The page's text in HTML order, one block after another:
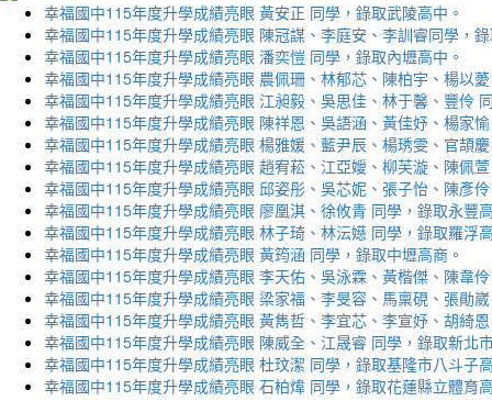
幸福國中115年度升學成績亮眼 黃安正 同學，錄取武陵高中。
幸福國中115年度升學成績亮眼 陳冠謀、李庭安、李訓睿同學，
幸福國中115年度升學成績亮眼 潘奕愷 同學，錄取內壢高中。
幸福國中115年度升學成績亮眼 農佩珊、林郁芯、陳柏宇、楊以
幸福國中115年度升學成績亮眼 江昶毅、吳思佳、林于馨、豐伶
幸福國中115年度升學成績亮眼 陳祥恩、吳語涵、黃佳妤、楊家
幸福國中115年度升學成績亮眼 楊雅媛、藍尹辰、楊琇雯、官頡
幸福國中115年度升學成績亮眼 趙宥菘、江亞嬡、柳芙漩、陳佩
幸福國中115年度升學成績亮眼 邱姿彤、吳芯妮、張子怡、陳彥
幸福國中115年度升學成績亮眼 廖凰淇、徐攸青 同學，錄取永豐
幸福國中115年度升學成績亮眼 林子琦、林沄嬨 同學，錄取羅浮
幸福國中115年度升學成績亮眼 黃筠涵 同學，錄取中壢高商。
幸福國中115年度升學成績亮眼 李天佑、吳泳霖、黃楷傑、陳韋
幸福國中115年度升學成績亮眼 梁家福、李旻容、馬稟硯、張勛
幸福國中115年度升學成績亮眼 黃雋哲、李宜芯、李宣妤、胡綺
幸福國中115年度升學成績亮眼 陳威全、江晟睿 同學，錄取新北
幸福國中115年度升學成績亮眼 杜玟潔 同學，錄取基隆市八斗子
幸福國中115年度升學成績亮眼 石柏煒 同學，錄取花蓮縣立體育